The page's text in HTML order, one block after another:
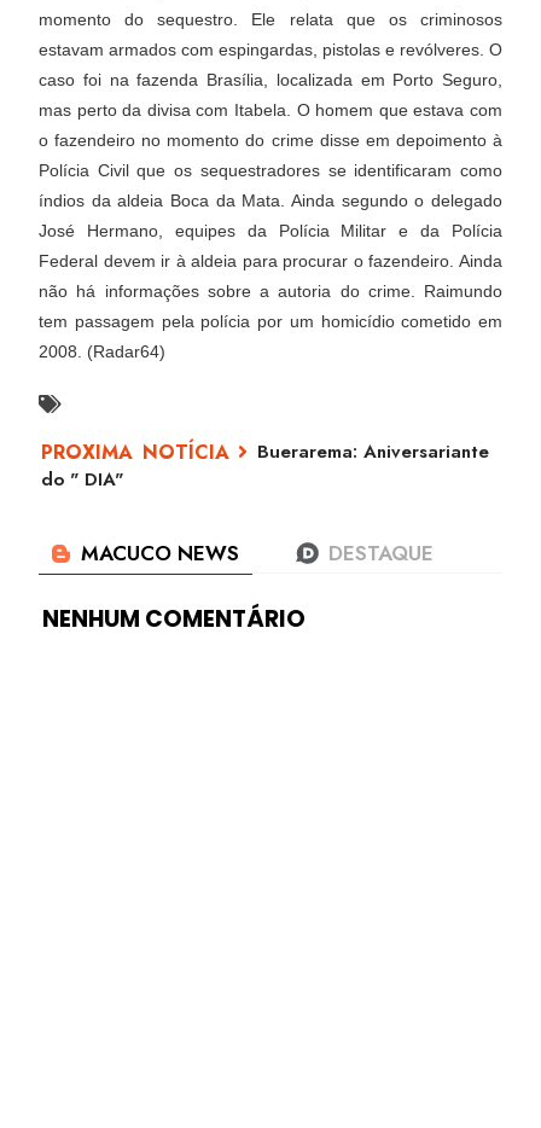
momento do sequestro. Ele relata que os criminosos
estavam armados com espingardas, pistolas e revólveres. O
caso foi na fazenda Brasília, localizada em Porto Seguro,
mas perto da divisa com Itabela. O homem que estava com
o fazendeiro no momento do crime disse em depoimento à
Polícia Civil que os sequestradores se identificaram como
índios da aldeia Boca da Mata. Ainda segundo o delegado
José Hermano, equipes da Polícia Militar e da Polícia
Federal devem ir à aldeia para procurar o fazendeiro. Ainda
não há informações sobre a autoria do crime. Raimundo
tem passagem pela polícia por um homicídio cometido em
2008. (Radar64)
Buerarema: Aniversariante
do " DIA"
NENHUM COMENTÁRIO